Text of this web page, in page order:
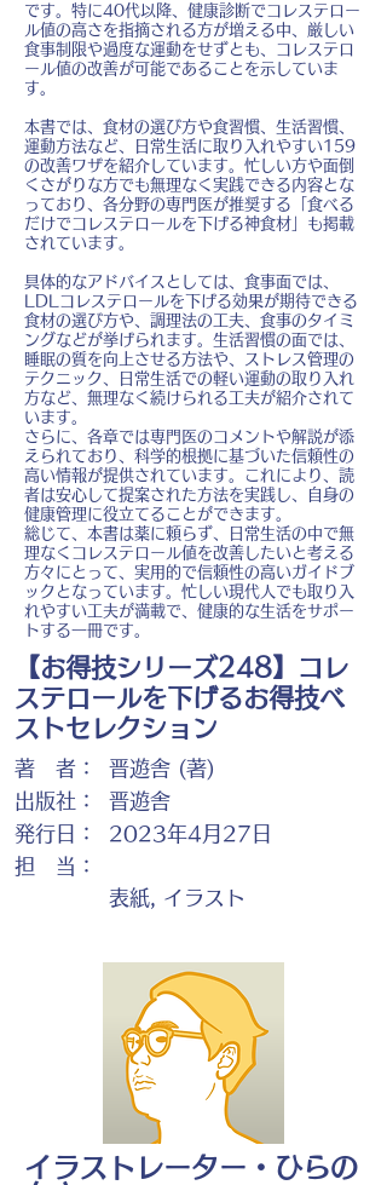
です。特に40代以降、健康診断でコレステロー
ル値の高さを指摘される方が増える中、厳しい
食事制限や過度な運動をせずとも、コレステロ
ール値の改善が可能であることを示していま
す。
本書では、食材の選び方や食習慣、生活習慣、
運動方法など、日常生活に取り入れやすい159
の改善ワザを紹介しています。忙しい方や面倒
くさがりな方でも無理なく実践できる内容とな
っており、各分野の専門医が推奨する「食べる
だけでコレステロールを下げる神食材」も掲載
されています。
具体的なアドバイスとしては、食事面では、
LDLコレステロールを下げる効果が期待できる
食材の選び方や、調理法の工夫、食事のタイミ
ングなどが挙げられます。生活習慣の面では、
睡眠の質を向上させる方法や、ストレス管理の
テクニック、日常生活での軽い運動の取り入れ
方など、無理なく続けられる工夫が紹介されて
います。
さらに、各章では専門医のコメントや解説が添
えられており、科学的根拠に基づいた信頼性の
高い情報が提供されています。これにより、読
者は安心して提案された方法を実践し、自身の
健康管理に役立てることができます。
総じて、本書は薬に頼らず、日常生活の中で無
理なくコレステロール値を改善したいと考える
方々にとって、実用的で信頼性の高いガイドブ
ックとなっています。忙しい現代人でも取り入
れやすい工夫が満載で、健康的な生活をサポー
トする一冊です。
【お得技シリーズ248】コレ
ステロールを下げるお得技ベ
ストセレクション
著 者：
出版社：
発行日：
担 当：
晋遊舎 (著)
晋遊舎
2023年4月27日
表紙, イラスト
イラストレーター・ひらの